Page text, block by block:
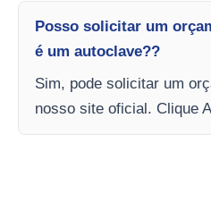
Posso solicitar um
é um autoclave??
Sim, pode solicitar um
nosso site oficial. Clique